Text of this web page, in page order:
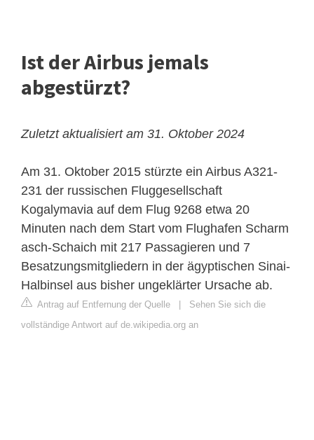
Ist der Airbus jemals
abgestürzt?
Zuletzt aktualisiert am 31. Oktober 2024
Am 31. Oktober 2015 stürzte ein Airbus A321-
231 der russischen Fluggesellschaft
Kogalymavia auf dem Flug 9268 etwa 20
Minuten nach dem Start vom Flughafen Scharm
asch-Schaich mit 217 Passagieren und 7
Besatzungsmitgliedern in der ägyptischen Sinai-
Halbinsel aus bisher ungeklärter Ursache ab.
Antrag auf Entfernung der Quelle
Sehen Sie sich die
vollständige Antwort auf de.wikipedia.org an